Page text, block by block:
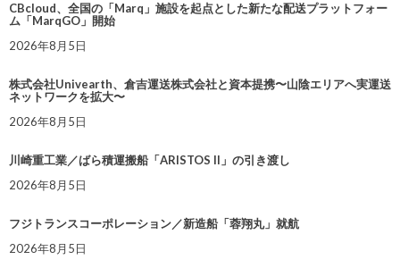
CBcloud、全国の「Marq」施設を起点とした新たな配送プラットフォー
ム「MarqGO」開始
2026年8月5日
株式会社Univearth、倉吉運送株式会社と資本提携〜山陰エリアへ実運送
ネットワークを拡大〜
2026年8月5日
川崎重工業／ばら積運搬船「ARISTOS II」の引き渡し
2026年8月5日
フジトランスコーポレーション／新造船「蓉翔丸」就航
2026年8月5日